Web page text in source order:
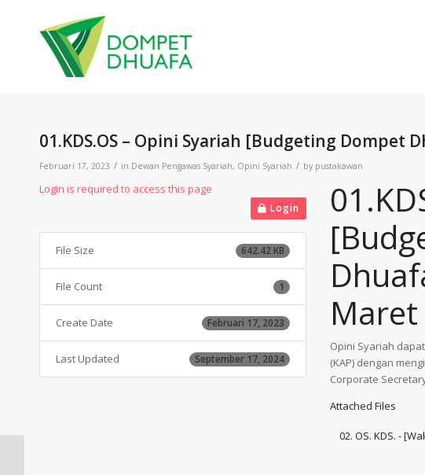
01.KDS.OS – Opini Syariah [Budgeting Dompet
Februari 17, 2023 / in Dewan Pengawas Syariah, Opini Syariah / by pustakawan
Login is required to access this page
Login
File Size 642.42 KB
File Count 1
Create Date Februari 17, 2023
Last Updated September 17, 2024
Opini Syariah
(KAP) dengan
Corporate
Attached Files
02. OS. KDS. -